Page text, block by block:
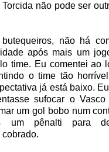
não pode ser
não há
após mais um
time. Eu comentei ao
o time tão
já está baixo.
sufocar o
um gol bobo num
um pênalti para